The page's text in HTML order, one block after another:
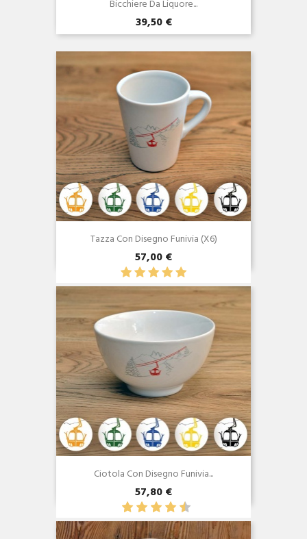
Bicchiere Da Liquore...
39,50 €
Anteprima
Tazza Con Disegno Funivia (x6)
57,00 €
Anteprima
Ciotola Con Disegno Funivia...
57,80 €
Anteprima